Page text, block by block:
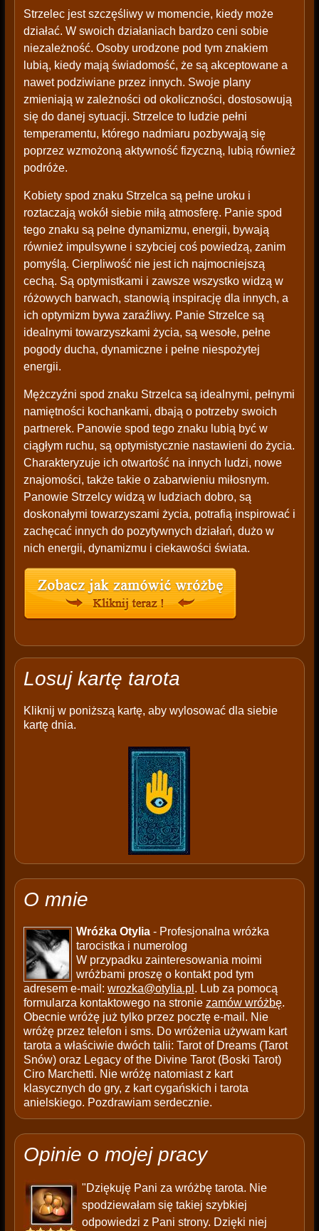
Strzelec jest szczęśliwy w momencie, kiedy może
działać. W swoich działaniach bardzo ceni sobie
niezależność. Osoby urodzone pod tym znakiem
lubią, kiedy mają świadomość, że są akceptowane a
nawet podziwiane przez innych. Swoje plany
zmieniają w zależności od okoliczności, dostosowują
się do danej sytuacji. Strzelce to ludzie pełni
temperamentu, którego nadmiaru pozbywają się
poprzez wzmożoną aktywność fizyczną, lubią również
podróże.
Kobiety spod znaku Strzelca są pełne uroku i
roztaczają wokół siebie miłą atmosferę. Panie spod
tego znaku są pełne dynamizmu, energii, bywają
również impulsywne i szybciej coś powiedzą, zanim
pomyślą. Cierpliwość nie jest ich najmocniejszą
cechą. Są optymistkami i zawsze wszystko widzą w
różowych barwach, stanowią inspirację dla innych, a
ich optymizm bywa zaraźliwy. Panie Strzelce są
idealnymi towarzyszkami życia, są wesołe, pełne
pogody ducha, dynamiczne i pełne niespożytej
energii.
Mężczyźni spod znaku Strzelca są idealnymi, pełnymi
namiętności kochankami, dbają o potrzeby swoich
partnerek. Panowie spod tego znaku lubią być w
ciągłym ruchu, są optymistycznie nastawieni do życia.
Charakteryzuje ich otwartość na innych ludzi, nowe
znajomości, także takie o zabarwieniu miłosnym.
Panowie Strzelcy widzą w ludziach dobro, są
doskonałymi towarzyszami życia, potrafią inspirować i
zachęcać innych do pozytywnych działań, dużo w
nich energii, dynamizmu i ciekawości świata.
Losuj kartę tarota
Kliknij w poniższą kartę, aby wylosować dla siebie
kartę dnia.
O mnie
Wróżka Otylia- Profesjonalna wróżka
tarocistka i numerolog
W przypadku zainteresowania moimi
wróżbami proszę o kontakt pod tym
adresem e-mail: wrozka@otylia.pl . Lub za pomocą
formularza kontaktowego na stronie zamów wróżbę.
Obecnie wróżę już tylko przez pocztę e-mail. Nie
wróżę przez telefon i sms. Do wróżenia używam kart
tarota a właściwie dwóch talii: Tarot of Dreams (Tarot
Snów) oraz Legacy of the Divine Tarot (Boski Tarot)
Ciro Marchetti. Nie wróżę natomiast z kart
klasycznych do gry, z kart cygańskich i tarota
anielskiego. Pozdrawiam serdecznie.
Opinie o mojej pracy
"Dziękuję Pani za wróżbę tarota. Nie
spodziewałam się takiej szybkiej
odpowiedzi z Pani strony. Dzięki niej